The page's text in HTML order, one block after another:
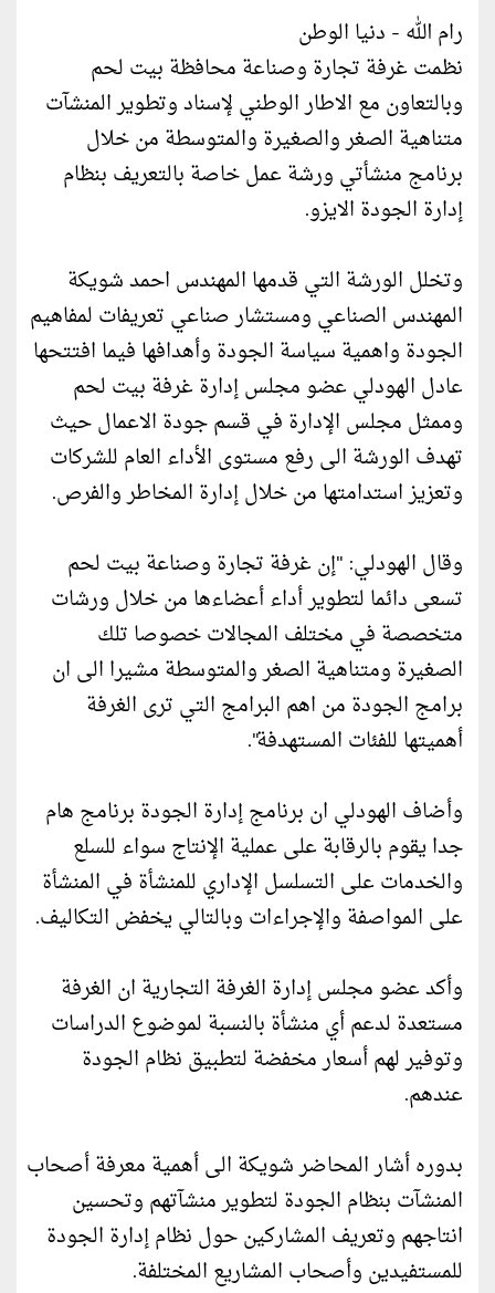
رام الله - دنيا الوطن
نظمت غرفة تجارة وصناعة محافظة بيت لحم
وبالتعاون مع الاطار الوطني لإسناد وتطوير المنشآت
متناهية الصغر والصغيرة والمتوسطة من خلال
برنامج منشأتي ورشة عمل خاصة بالتعريف بنظام
إدارة الجودة الايزو.
وتخلل الورشة التي قدمها المهندس احمد شويكة
المهندس الصناعي ومستشار صناعي تعريفات لمفاهيم
الجودة واهمية سياسة الجودة وأهدافها فيما افتتحها
عادل الهودلي عضو مجلس إدارة غرفة بيت لحم
وممثل مجلس الإدارة في قسم جودة الاعمال حيث
تهدف الورشة الى رفع مستوى الأداء العام للشركات
وتعزيز استدامتها من خلال إدارة المخاطر والفرص.
وقال الهودلي: "إن غرفة تجارة وصناعة بيت لحم
تسعى دائما لتطوير أداء أعضاءها من خلال ورشات
متخصصة في مختلف المجالات خصوصا تلك
الصغيرة ومتناهية الصغر والمتوسطة مشيرا الى ان
برامج الجودة من اهم البرامج التي ترى الغرفة
أهميتها للفئات المستهدفة".
وأضاف الهودلي ان برنامج إدارة الجودة برنامج هام
جدا يقوم بالرقابة على عملية الإنتاج سواء للسلع
والخدمات على التسلسل الإداري للمنشأة في المنشأة
على المواصفة والإجراءات وبالتالي يخفض التكاليف.
وأكد عضو مجلس إدارة الغرفة التجارية ان الغرفة
مستعدة لدعم أي منشأة بالنسبة لموضوع الدراسات
وتوفير لهم أسعار مخفضة لتطبيق نظام الجودة
عندهم.
بدوره أشار المحاضر شويكة الى أهمية معرفة أصحاب
المنشآت بنظام الجودة لتطوير منشآتهم وتحسين
انتاجهم وتعريف المشاركين حول نظام إدارة الجودة
للمستفيدين وأصحاب المشاريع المختلفة.